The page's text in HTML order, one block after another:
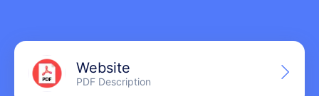
Add to Gallery
Website
PDF Description